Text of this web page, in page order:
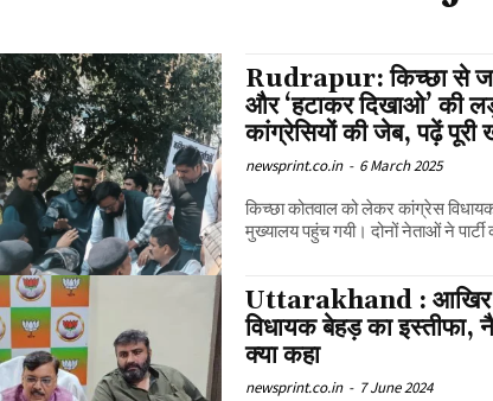
Rudrapur: किच्छा से
और ‘हटाकर दिखाओ’ की
कांग्रेसियों की जेब, पढ़ें पूरी
newsprint.co.in - 6 March 2025
किच्छा कोतवाल को लेकर कांग्रेस
मुख्यालय पहुंच गयी। दोनों नेताओं ने पार्टी
Uttarakhand : आखिर
विधायक बेहड़ का इस्तीफा,
क्या कहा
newsprint.co.in - 7 June 2024